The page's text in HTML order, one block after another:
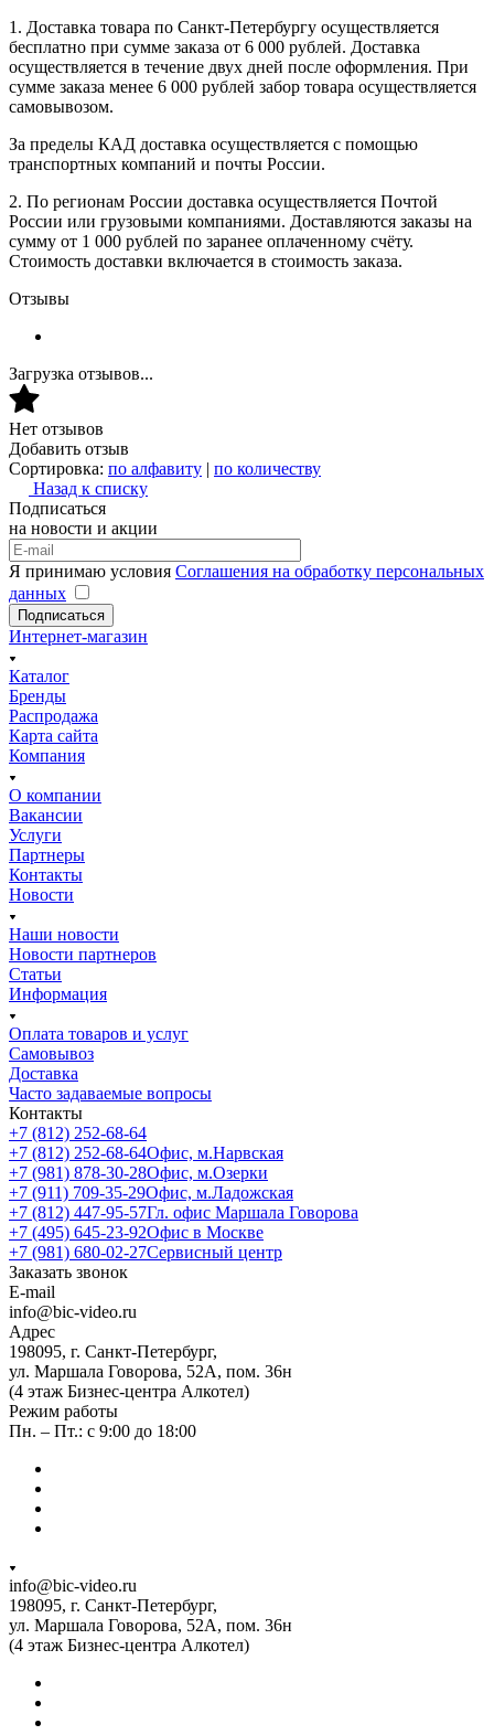
1. Доставка товара по Санкт-Петербургу осуществляется
бесплатно при сумме заказа от 6 000 рублей. Доставка
осуществляется в течение двух дней после оформления. При
сумме заказа менее 6 000 рублей забор товара осуществляется
самовывозом.
За пределы КАД доставка осуществляется с помощью
транспортных компаний и почты России.
2. По регионам России доставка осуществляется Почтой
России или грузовыми компаниями. Доставляются заказы на
сумму от 1 000 рублей по заранее оплаченному счёту.
Стоимость доставки включается в стоимость заказа.
Отзывы
Загрузка отзывов...
Нет отзывов
Добавить отзыв
Сортировка: по алфавиту | по количеству
Назад к списку
Подписаться
на новости и акции
Я принимаю условия Соглашения на обработку персональных
данных
Подписаться
Интернет-магазин
Каталог
Бренды
Распродажа
Карта сайта
Компания
О компании
Вакансии
Услуги
Партнеры
Контакты
Новости
Наши новости
Новости партнеров
Статьи
Информация
Оплата товаров и услуг
Самовывоз
Доставка
Часто задаваемые вопросы
Контакты
+7 (812) 252-68-64
+7 (812) 252-68-64Офис, м.Нарвская
+7 (981) 878-30-28Офис, м.Озерки
+7 (911) 709-35-29Офис, м.Ладожская
+7 (812) 447-95-57Гл. офис Маршала Говорова
+7 (495) 645-23-92Офис в Москве
+7 (981) 680-02-27Сервисный центр
Заказать звонок
E-mail
info@bic-video.ru
Адрес
198095, г. Санкт-Петербург,
ул. Маршала Говорова, 52А, пом. 36н
(4 этаж Бизнес-центра Алкотел)
Режим работы
Пн. – Пт.: с 9:00 до 18:00
info@bic-video.ru
198095, г. Санкт-Петербург,
ул. Маршала Говорова, 52А, пом. 36н
(4 этаж Бизнес-центра Алкотел)